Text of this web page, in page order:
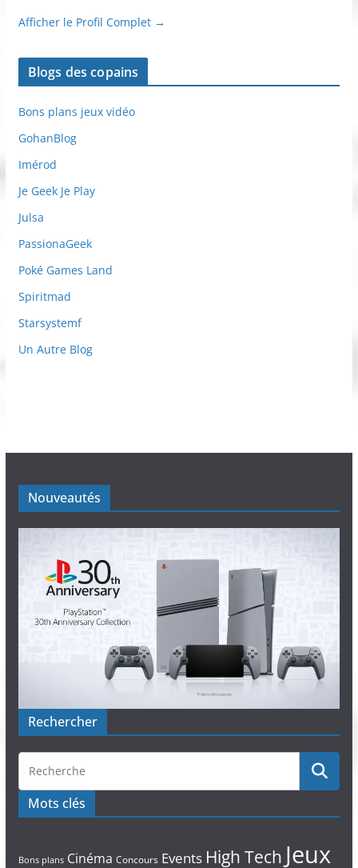
Afficher le Profil Complet →
Blogs des copains
Bons plans jeux vidéo
GohanBlog
Imérod
Je Geek Je Play
Julsa
PassionaGeek
Poké Games Land
Spiritmad
Starsystemf
Un Autre Blog
Nouveautés
Rechercher
Mots clés
Bons plans Cinéma Concours Events High Tech Jeux